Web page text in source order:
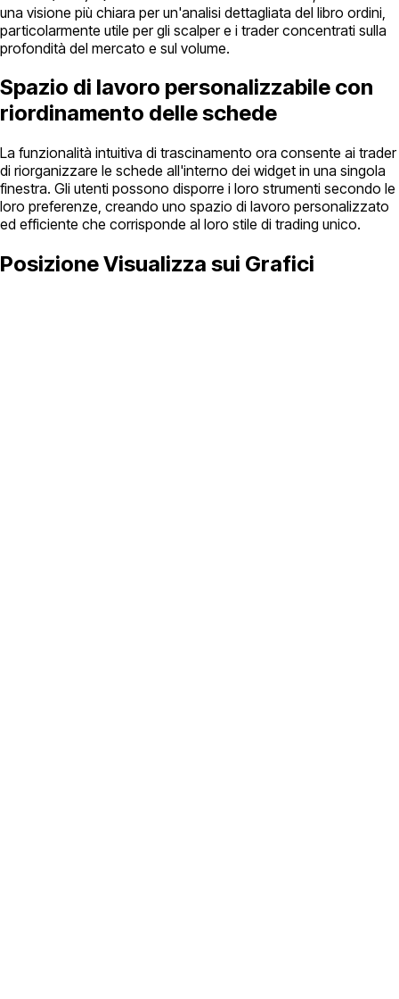
una visione più chiara per un'analisi dettagliata del libro ordini,
particolarmente utile per gli scalper e i trader concentrati sulla
profondità del mercato e sul volume.
Spazio di lavoro personalizzabile con
riordinamento delle schede
La funzionalità intuitiva di trascinamento ora consente ai trader
di riorganizzare le schede all'interno dei widget in una singola
finestra. Gli utenti possono disporre i loro strumenti secondo le
loro preferenze, creando uno spazio di lavoro personalizzato
ed efficiente che corrisponde al loro stile di trading unico.
Posizione Visualizza sui Grafici